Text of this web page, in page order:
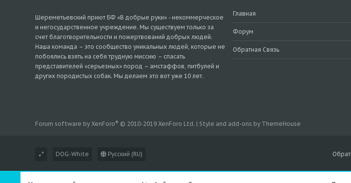
Шереметьевский приют БФ «В добрые руки» - некоммерческое
и негосударственное учреждение. Мы существуем только за
счет благотворительности и пожертвований добрых людей.
Наша команда – это сообщество уникальных людей, которые не
побоялись взять на себя трудную миссию – спасать
представителей «серьезных» пород – амстаффов, питбулей и
других породистых собак. Мы делаем это вот уже 10 лет.
Главная
Форум
Обратная Связь
DOG-White Русский (RU)
Forum software by XenForo® © 2010-2019 XenForo Ltd. | Style and add-ons by ThemeHouse